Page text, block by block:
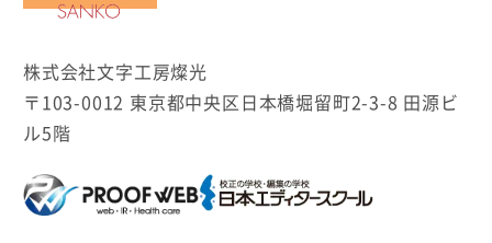
株式会社文字工房燦光
〒103-0012 東京都中央区日本橋堀留町2-3-8 田源ビ
ル5階